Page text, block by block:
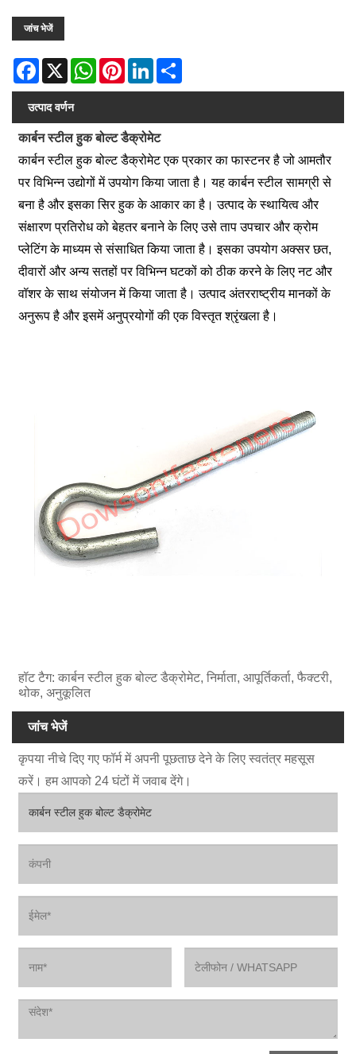
जांच भेजें
Facebook
X WhatsAppPinterestLinkedIn
उत्पाद वर्णन
कार्बन स्टील हुक बोल्ट डैक्रोमेट
कार्बन स्टील हुक बोल्ट डैक्रोमेट एक प्रकार का फास्टनर है जो आमतौर
पर विभिन्न उद्योगों में उपयोग किया जाता है। यह कार्बन स्टील सामग्री से
बना है और इसका सिर हुक के आकार का है। उत्पाद के स्थायित्व और
संक्षारण प्रतिरोध को बेहतर बनाने के लिए उसे ताप उपचार और क्रोम
प्लेटिंग के माध्यम से संसाधित किया जाता है। इसका उपयोग अक्सर छत,
दीवारों और अन्य सतहों पर विभिन्न घटकों को ठीक करने के लिए नट और
वॉशर के साथ संयोजन में किया जाता है। उत्पाद अंतरराष्ट्रीय मानकों के
अनुरूप है और इसमें अनुप्रयोगों की एक विस्तृत श्रृंखला है।
हॉट टैग: कार्बन स्टील हुक बोल्ट डैक्रोमेट, निर्माता, आपूर्तिकर्ता, फैक्टरी,
थोक, अनुकूलित
जांच भेजें
कृपया नीचे दिए गए फॉर्म में अपनी पूछताछ देने के लिए स्वतंत्र महसूस
करें। हम आपको 24 घंटों में जवाब देंगे।